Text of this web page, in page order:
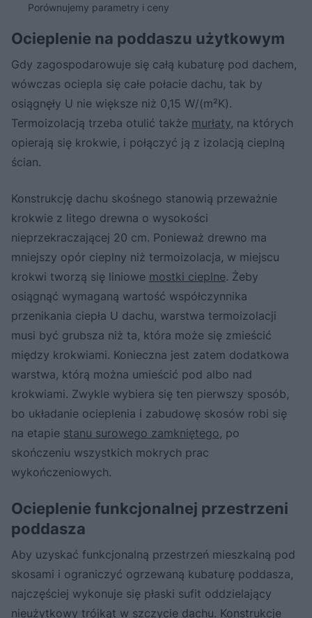
Porównujemy parametry i ceny
Ocieplenie na poddaszu użytkowym
Gdy zagospodarowuje się całą kubaturę pod dachem,
wówczas ociepla się całe połacie dachu, tak by
osiągnęły U nie większe niż 0,15 W/(m²K).
Termoizolacją trzeba otulić także murłaty, na których
opierają się krokwie, i połączyć ją z izolacją cieplną
ścian.
Konstrukcję dachu skośnego stanowią przeważnie
krokwie z litego drewna o wysokości
nieprzekraczającej 20 cm. Ponieważ drewno ma
mniejszy opór cieplny niż termoizolacja, w miejscu
krokwi tworzą się liniowe mostki cieplne. Żeby
osiągnąć wymaganą wartość współczynnika
przenikania ciepła U dachu, warstwa termoizolacji
musi być grubsza niż ta, która może się zmieścić
między krokwiami. Konieczna jest zatem dodatkowa
warstwa, którą można umieścić pod albo nad
krokwiami. Zwykle wybiera się ten pierwszy sposób,
bo układanie ocieplenia i zabudowę skosów robi się
na etapie stanu surowego zamkniętego, po
skończeniu wszystkich mokrych prac
wykończeniowych.
Ocieplenie funkcjonalnej przestrzeni
poddasza
Aby uzyskać funkcjonalną przestrzeń mieszkalną pod
skosami i ograniczyć ogrzewaną kubaturę poddasza,
najczęściej wykonuje się płaski sufit oddzielający
nieużytkowy trójkąt w szczycie dachu. Konstrukcje